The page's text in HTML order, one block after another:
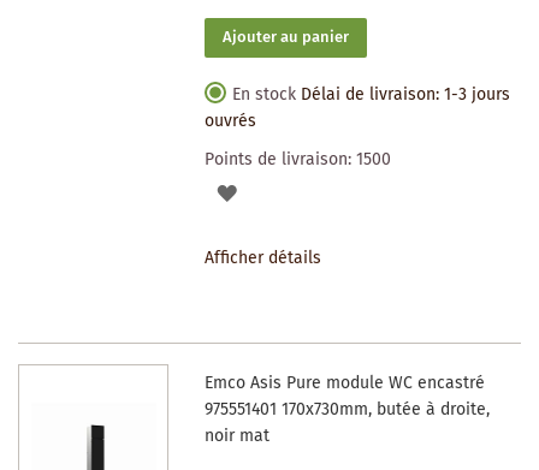
Ajouter au panier
En stock Délai de livraison: 1-3 jours
ouvrés
Points de livraison:1500
AJOUTER
SOUHAITS
Afficher détails
Emco Asis Pure module WC encastré
975551401 170x730mm, butée à droite,
noir mat